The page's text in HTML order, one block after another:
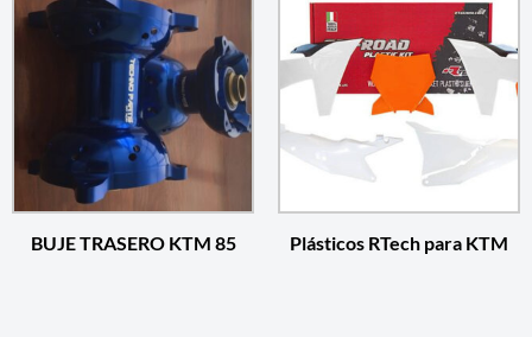
BUJE TRASERO KTM 85 Plásticos RTech para KTM